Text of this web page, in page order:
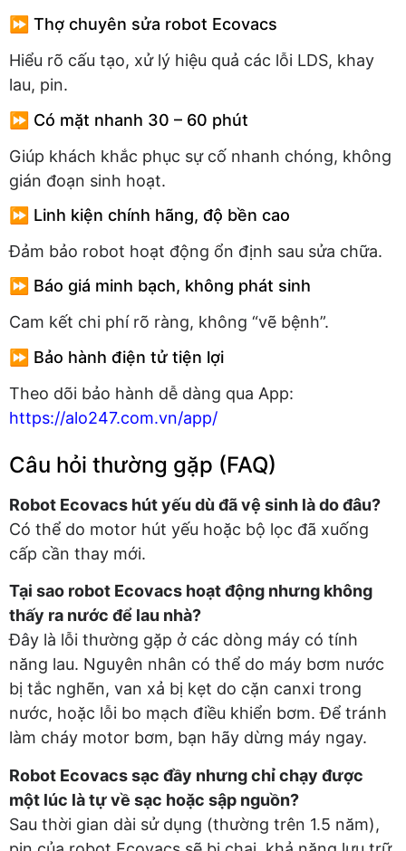
⏩ Thợ chuyên sửa robot Ecovacs
Hiểu rõ cấu tạo, xử lý hiệu quả các lỗi LDS, khay
lau, pin.
⏩ Có mặt nhanh 30 – 60 phút
Giúp khách khắc phục sự cố nhanh chóng, không
gián đoạn sinh hoạt.
⏩ Linh kiện chính hãng, độ bền cao
Đảm bảo robot hoạt động ổn định sau sửa chữa.
⏩ Báo giá minh bạch, không phát sinh
Cam kết chi phí rõ ràng, không “vẽ bệnh”.
⏩ Bảo hành điện tử tiện lợi
Theo dõi bảo hành dễ dàng qua App:
https://alo247.com.vn/app/
Câu hỏi thường gặp (FAQ)
Robot Ecovacs hút yếu dù đã vệ sinh là do đâu?
Có thể do motor hút yếu hoặc bộ lọc đã xuống
cấp cần thay mới.
Tại sao robot Ecovacs hoạt động nhưng không
thấy ra nước để lau nhà?
Đây là lỗi thường gặp ở các dòng máy có tính
năng lau. Nguyên nhân có thể do máy bơm nước
bị tắc nghẽn, van xả bị kẹt do cặn canxi trong
nước, hoặc lỗi bo mạch điều khiển bơm. Để tránh
làm cháy motor bơm, bạn hãy dừng máy ngay.
Robot Ecovacs sạc đầy nhưng chỉ chạy được
một lúc là tự về sạc hoặc sập nguồn?
Sau thời gian dài sử dụng (thường trên 1.5 năm),